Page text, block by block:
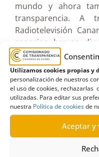
Utilizamos cookies propias y
personalización de nuestros
el uso de cookies, rechazarlas
utilizadas. Para editar sus
nuestra Política de cookiesde
Aceptar y
mundo y ahora
transparencia. A
Radiotelevisión
espacios breves
forma accesible y
desarrolla el
como los derechos
para acceder a la
rendición de
entidades privadas
transparencia.
Con el apoyo de